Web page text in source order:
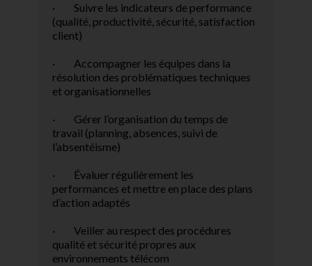
· Suivre les indicateurs de performance
(qualité, productivité, sécurité, satisfaction
client)
· Accompagner les équipes dans la
résolution des problématiques techniques
et organisationnelles
· Gérer l’organisation du temps de
travail (planning, absences, suivi de
l’absentéisme)
· Évaluer régulièrement les
performances et mettre en place des plans
d’action adaptés
· Veiller au respect des procédures
qualité et sécurité propres aux
environnements télécom